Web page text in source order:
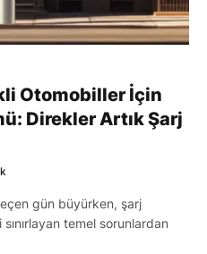
Otomobiller İçin
Direkler Artık Şarj
gün büyürken, şarj
temel sorunlardan